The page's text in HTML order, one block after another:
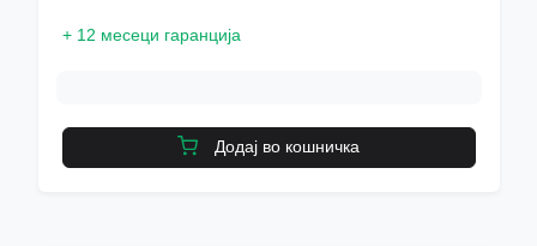
+ 12 месеци гаранција
Додај во кошничка